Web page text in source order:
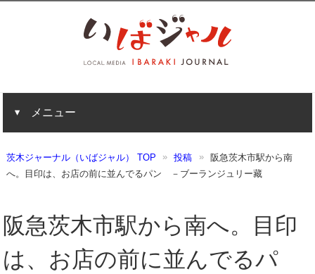
メニュー
茨木ジャーナル（いばジャル） TOP 投稿
阪急茨木市駅から南
へ。目印は、お店の前に並んでるパン －ブーランジュリー藏
阪急茨木市駅から南へ。目印
は、お店の前に並んでるパ